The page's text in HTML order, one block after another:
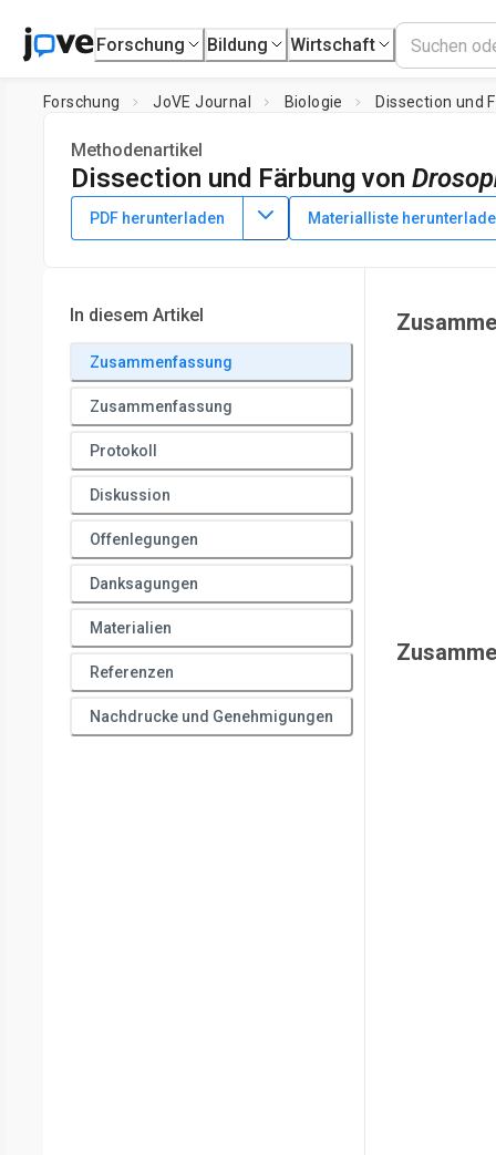
Forschung Bildung Wirtschaft
Forschung JoVE Journal Biologie Dissection und
Methodenartikel
Dissection und Färbung von
DOI: 10.3791/2537 13. Mai 2011
Iris Maimon1,Lilach Gilboa1
PDF herunterladen Materialliste
In diesem Artikel
Zusammenfassung
Zusammenfassung
Protokoll
Diskussion
Offenlegungen
Danksagungen
Materialien
Referenzen
Nachdrucke und Genehmigungen